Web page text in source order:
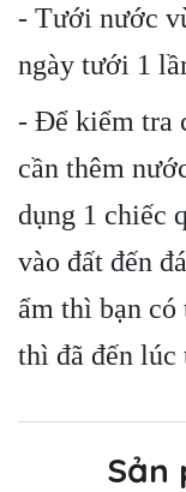
- Tưới nước
ngày tưới 1
- Để kiểm tra
cần thêm
dụng 1 chiếc
vào đất đến
ẩm thì bạn có
thì đã đến
Sản